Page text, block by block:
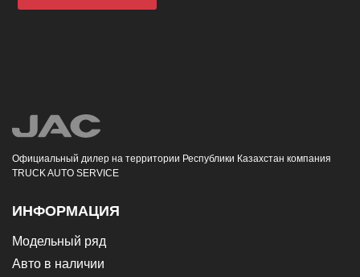
Официальный дилер на территории Республики Казахстан компания
TRUCK AUTO SERVICE
ИНФОРМАЦИЯ
Модельный ряд
Авто в наличии